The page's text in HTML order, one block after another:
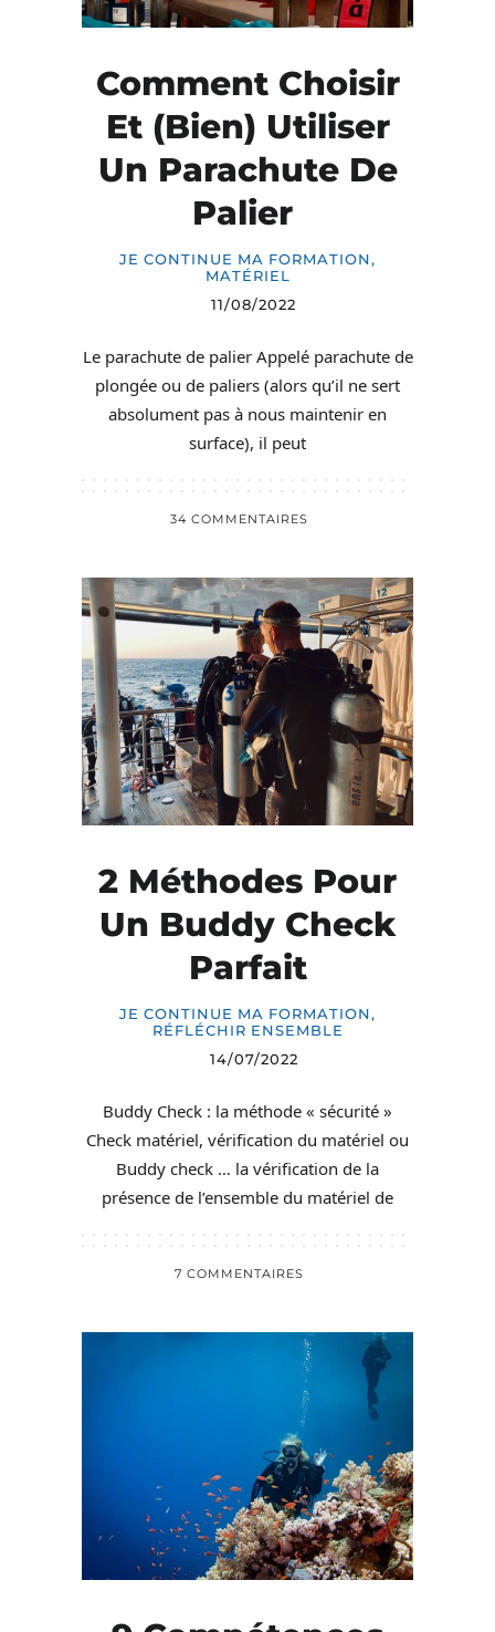
Comment Choisir
Et (bien) Utiliser
Un Parachute De
Palier
JE CONTINUE MA FORMATION,
MATÉRIEL
11/08/2022
Le parachute de palier Appelé parachute de
plongée ou de paliers (alors qu’il ne sert
absolument pas à nous maintenir en
surface), il peut
34 COMMENTAIRES
2 Méthodes Pour
Un Buddy Check
Parfait
JE CONTINUE MA FORMATION,
RÉFLÉCHIR ENSEMBLE
14/07/2022
Buddy Check : la méthode « sécurité »
Check matériel, vérification du matériel ou
Buddy check … la vérification de la
présence de l’ensemble du matériel de
7 COMMENTAIRES